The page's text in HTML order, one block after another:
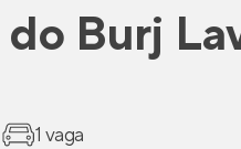
do Burj
1 vaga